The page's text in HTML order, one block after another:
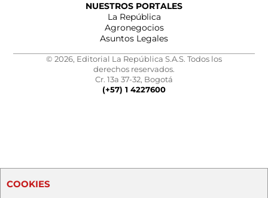
NUESTROS PORTALES
La República
Agronegocios
Asuntos Legales
© 2026, Editorial La República S.A.S. Todos los
derechos reservados.
Cr. 13a 37-32, Bogotá
(+57) 1 4227600
COOKIES